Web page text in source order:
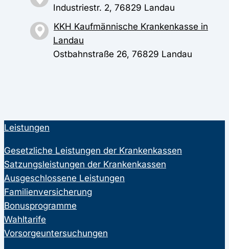
Industriestr. 2, 76829 Landau
KKH Kaufmännische Krankenkasse in
Landau
Ostbahnstraße 26, 76829 Landau
Leistungen
Gesetzliche Leistungen der Krankenkassen
Satzungsleistungen der Krankenkassen
Ausgeschlossene Leistungen
Familienversicherung
Bonusprogramme
Wahltarife
Vorsorgeuntersuchungen